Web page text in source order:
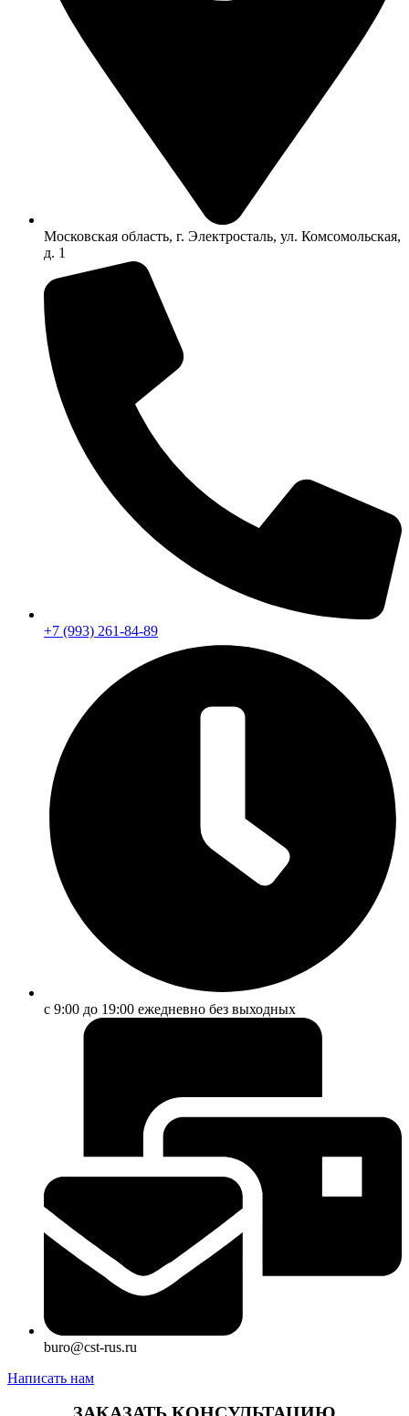
Московская область, г. Электросталь, ул. Комсомольская,
д. 1
+7 (993) 261-84-89
с 9:00 до 19:00 ежедневно без выходных
buro@cst-rus.ru
Написать нам